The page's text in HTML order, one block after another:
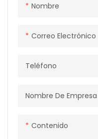
Nombre
Correo Electrónico
Teléfono
Nombre De Empresa
Contenido